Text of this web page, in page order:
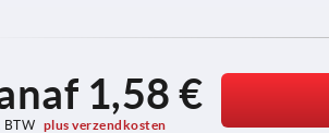
1,58 €
BTW plus verzendkosten